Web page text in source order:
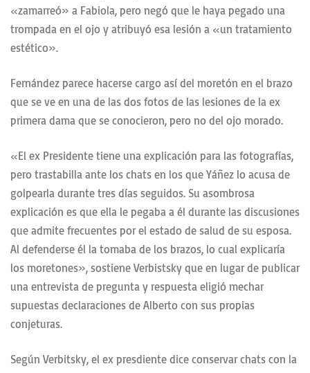
«zamarreó» a Fabiola, pero negó que le haya pegado una
trompada en el ojo y atribuyó esa lesión a «un tratamiento
estético».
Fernández parece hacerse cargo así del moretón en el brazo
que se ve en una de las dos fotos de las lesiones de la ex
primera dama que se conocieron, pero no del ojo morado.
«El ex Presidente tiene una explicación para las fotografías,
pero trastabilla ante los chats en los que Yáñez lo acusa de
golpearla durante tres días seguidos. Su asombrosa
explicación es que ella le pegaba a él durante las discusiones
que admite frecuentes por el estado de salud de su esposa.
Al defenderse él la tomaba de los brazos, lo cual explicaría
los moretones», sostiene Verbistsky que en lugar de publicar
una entrevista de pregunta y respuesta eligió mechar
supuestas declaraciones de Alberto con sus propias
conjeturas.
Según Verbitsky, el ex presdiente dice conservar chats con la